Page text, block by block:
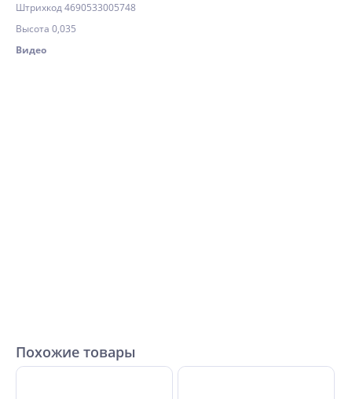
Штрихкод 4690533005748
Высота 0,035
Видео
Похожие товары